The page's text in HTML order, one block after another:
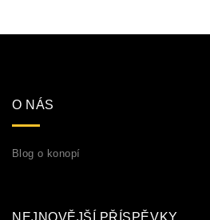
O NÁS
Blog o konopí